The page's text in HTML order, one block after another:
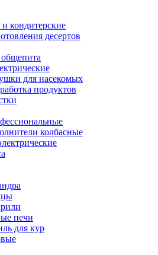
кондитерские
десертов
для насекомых
продуктов
колбасные
печи
для кур